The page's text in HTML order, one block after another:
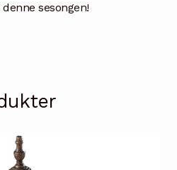
sesongen!